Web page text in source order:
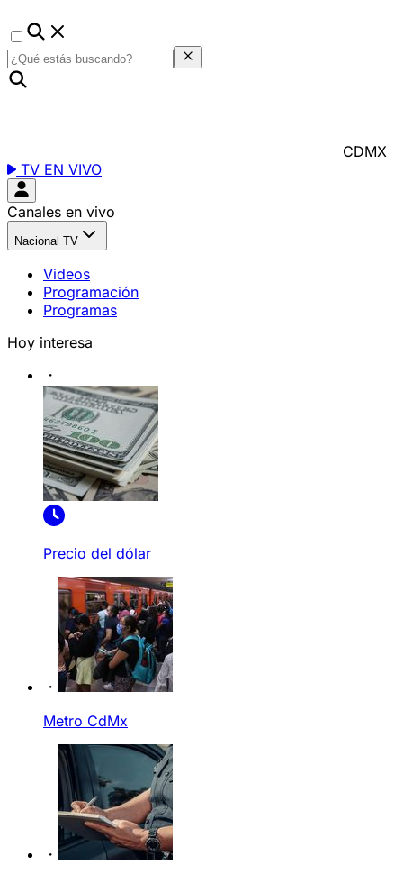
CDMX
TV EN VIVO
Canales en vivo
Nacional TV
Videos
Programación
Programas
Hoy interesa
Precio del dólar
Metro CdMx